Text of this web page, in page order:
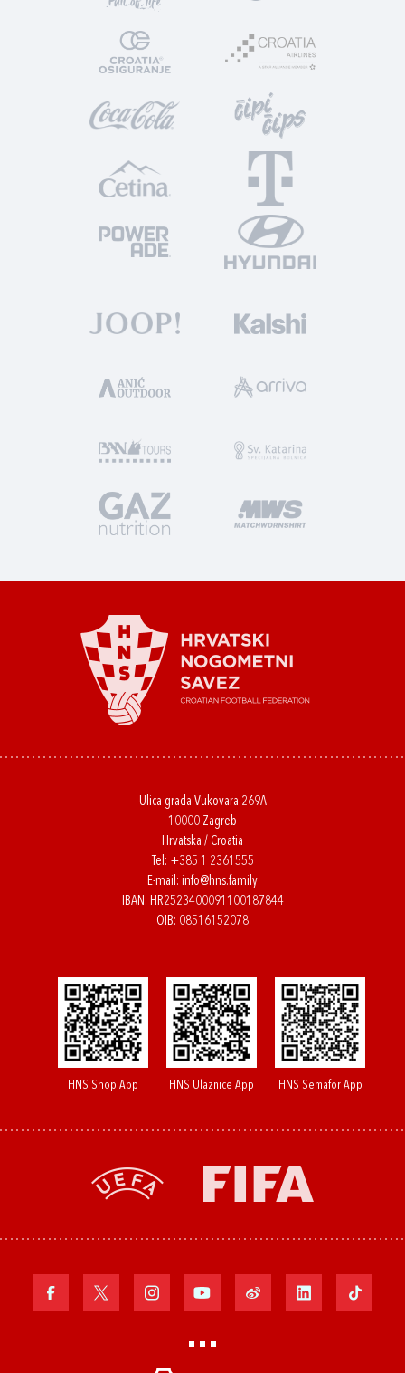
Ulica grada Vukovara 269A
10000 Zagreb
Hrvatska / Croatia
Tel: +385 1 2361555
E-mail: info@hns.family
IBAN: HR2523400091100187844
OIB: 08516152078
HNS Shop App HNS Ulaznice App HNS Semafor App